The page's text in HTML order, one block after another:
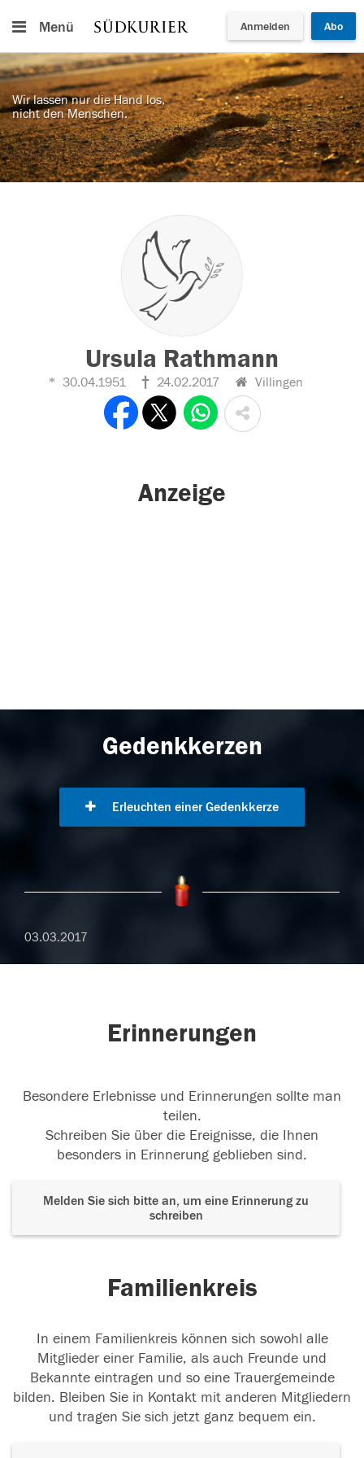
Menü Anmelden Abo
Wir lassen nur die Hand los,
nicht den Menschen.
Ursula Rathmann
30.04.1951 24.02.2017 Villingen
Anzeige
Gedenkkerzen
Erleuchten einer Gedenkkerze
03.03.2017
Erinnerungen
Besondere Erlebnisse und Erinnerungen sollte man
teilen.
Schreiben Sie über die Ereignisse, die Ihnen
besonders in Erinnerung geblieben sind.
Melden Sie sich bitte an, um eine Erinnerung zu
schreiben
Familienkreis
In einem Familienkreis können sich sowohl alle
Mitglieder einer Familie, als auch Freunde und
Bekannte eintragen und so eine Trauergemeinde
bilden. Bleiben Sie in Kontakt mit anderen Mitgliedern
und tragen Sie sich jetzt ganz bequem ein.